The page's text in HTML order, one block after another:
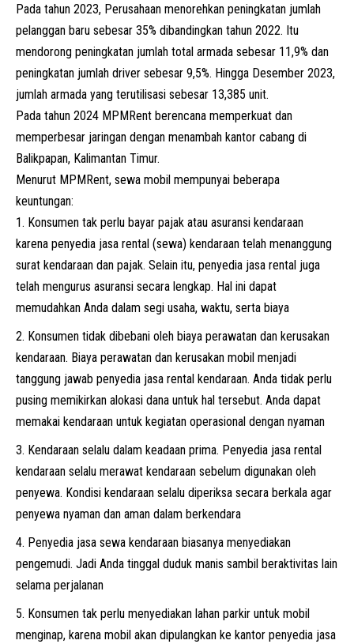
Pada tahun 2023, Perusahaan menorehkan peningkatan jumlah
pelanggan baru sebesar 35% dibandingkan tahun 2022. Itu
mendorong peningkatan jumlah total armada sebesar 11,9% dan
peningkatan jumlah driver sebesar 9,5%. Hingga Desember 2023,
jumlah armada yang terutilisasi sebesar 13,385 unit.
Pada tahun 2024 MPMRent berencana memperkuat dan
memperbesar jaringan dengan menambah kantor cabang di
Balikpapan, Kalimantan Timur.
Menurut MPMRent, sewa mobil mempunyai beberapa
keuntungan:
Konsumen tak perlu bayar pajak atau asuransi kendaraan
karena penyedia jasa rental (sewa) kendaraan telah menanggung
surat kendaraan dan pajak. Selain itu, penyedia jasa rental juga
telah mengurus asuransi secara lengkap. Hal ini dapat
memudahkan Anda dalam segi usaha, waktu, serta biaya
Konsumen tidak dibebani oleh biaya perawatan dan kerusakan
kendaraan. Biaya perawatan dan kerusakan mobil menjadi
tanggung jawab penyedia jasa rental kendaraan. Anda tidak perlu
pusing memikirkan alokasi dana untuk hal tersebut. Anda dapat
memakai kendaraan untuk kegiatan operasional dengan nyaman
Kendaraan selalu dalam keadaan prima. Penyedia jasa rental
kendaraan selalu merawat kendaraan sebelum digunakan oleh
penyewa. Kondisi kendaraan selalu diperiksa secara berkala agar
penyewa nyaman dan aman dalam berkendara
Penyedia jasa sewa kendaraan biasanya menyediakan
pengemudi. Jadi Anda tinggal duduk manis sambil beraktivitas lain
selama perjalanan
Konsumen tak perlu menyediakan lahan parkir untuk mobil
menginap, karena mobil akan dipulangkan ke kantor penyedia jasa